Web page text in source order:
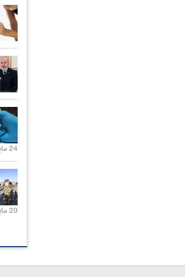
24 مايو 2021 |
20 مايو 2021 |